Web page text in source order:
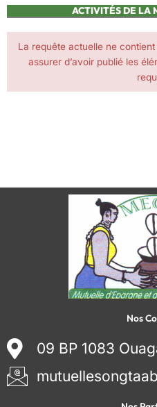
ACTIVITÉS DE LA
La requête actuelle ne
assurer d’avoir publié les
Nos
09 BP 1083